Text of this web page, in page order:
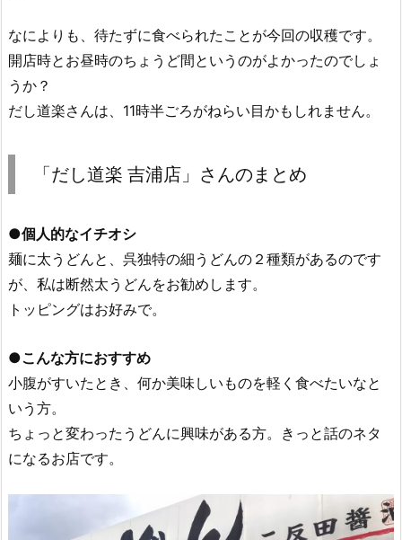
なによりも、待たずに食べられたことが今回の収穫です。
開店時とお昼時のちょうど間というのがよかったのでしょ
うか？
だし道楽さんは、11時半ごろがねらい目かもしれません。
「だし道楽 吉浦店」さんのまとめ
●個人的なイチオシ
麺に太うどんと、呉独特の細うどんの２種類があるのです
が、私は断然太うどんをお勧めします。
トッピングはお好みで。
●こんな方におすすめ
小腹がすいたとき、何か美味しいものを軽く食べたいなと
いう方。
ちょっと変わったうどんに興味がある方。きっと話のネタ
になるお店です。